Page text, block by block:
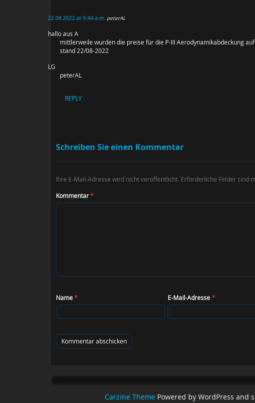
22.08.2022 at 9:44 a.m. peterAL
hallo aus A
mittlerweile wurden die preise für die P-III Aerodynamikabdeckung
stand 22/08-2022
LG
peterAL
REPLY
Schreiben Sie einen Kommentar
Ihre E-Mail-Adresse wird nicht veröffentlicht. Erforderliche Felder sind
Kommentar*
Name* E-Mail-Adresse*
Carzine ThemePowered by WordPress and